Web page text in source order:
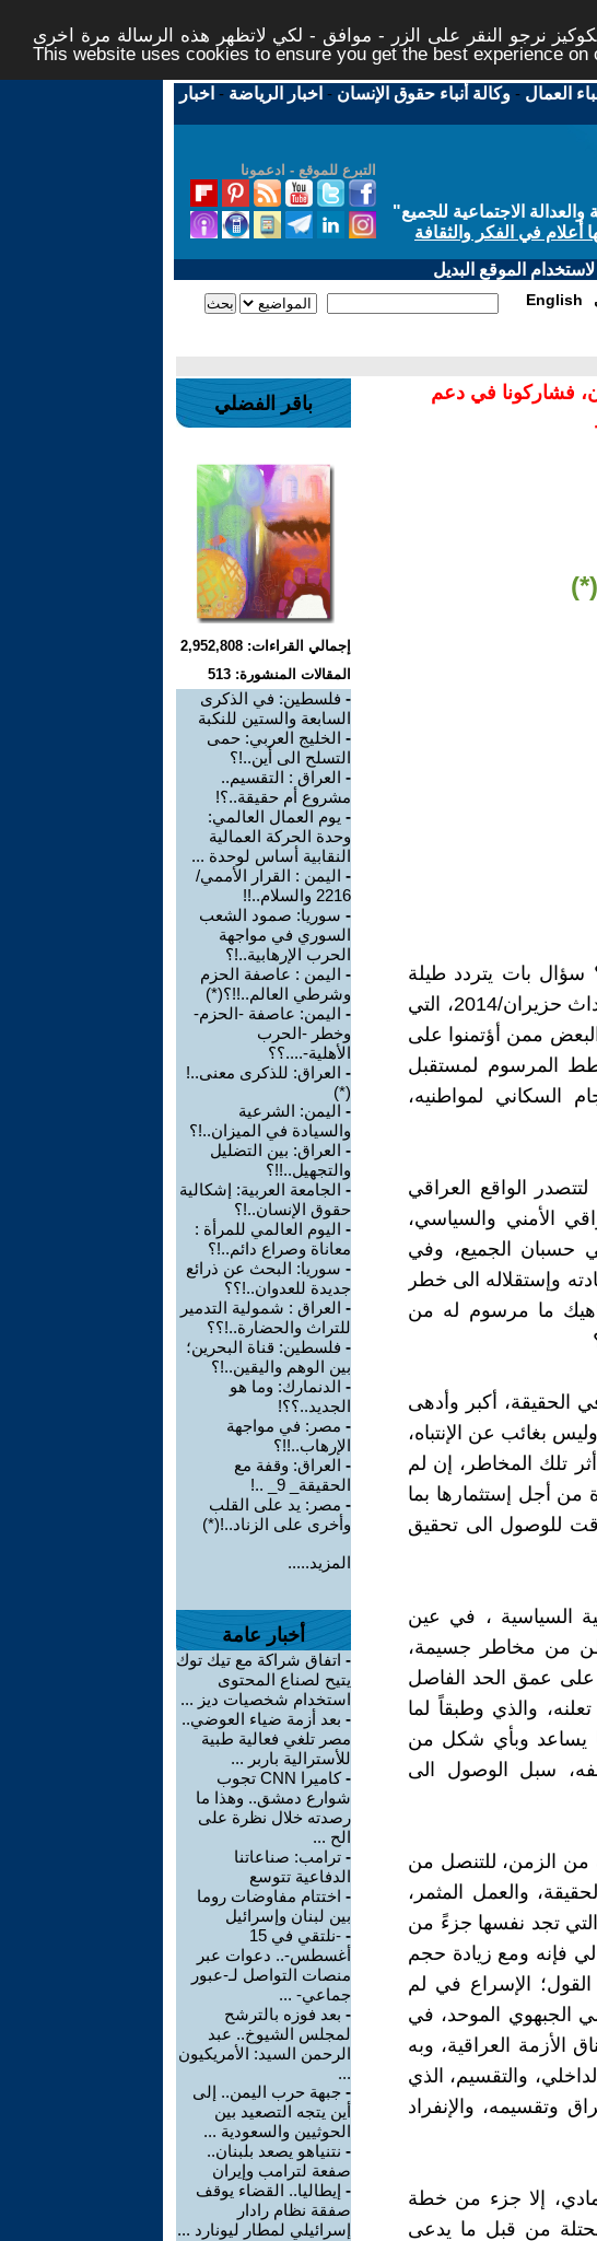
نرجو النقر على الزر - موافق - لكي لاتظهر هذه الرسالة مرة اخرى -
This website uses cookies to ensure you get the best experience on
العمال -وكالة أنباء حقوق الإنسان - اخبار الرياضة - اخبار
التبرع للموقع - ادعمونا
الاجتماعية للجميع"
أعلام في الفكر والثقافة
الموقع البديل
English
فشاركونا في دعم
بات يتردد طيلة
الوقت على ألسنة المواطنين، منذ ما ترتب من تداعيات أحداث حزيران/2014، التي
ممن أؤتمنوا على
المرسوم لمستقبل
السكاني لمواطنيه،
الواقع العراقي
الأمني والسياسي،
حسبان الجميع، وفي
وإستقلاله الى خطر
ما مرسوم له من
الحقيقة، أكبر وأدهى
بغائب عن الإنتباه،
تلك المخاطر، إن لم
أجل إستثمارها بما
للوصول الى تحقيق
السياسية ، في عين
من مخاطر جسيمة،
على عمق الحد الفاصل
والذي وطبقاً لما
يساعد وبأي شكل من
سبل الوصول الى
من الزمن، للتنصل من
والعمل المثمر،
تجد نفسها جزءً من
فإنه ومع زيادة حجم
الإسراع في لم
الجبهوي الموحد، في
العراقية، وبه
والتقسيم، الذي
وتقسيمه، والإنفراد
إلا جزء من خطة
من قبل ما يدعى
باقر الفضلي
إجمالي القراءات: 2,952,808
المقالات المنشورة: 513
- فلسطين: في الذكرى
السابعة والستين للنكبة
- الخليج العربي: حمى
التسلح الى أين..!؟
- العراق : التقسيم..
مشروع أم حقيقة..؟!
- يوم العمال العالمي:
وحدة الحركة العمالية
النقابية أساس لوحدة ...
- اليمن : القرار الأممي/
2216 والسلام..!!
- سوريا: صمود الشعب
السوري في مواجهة
الحرب الإرهابية..!؟
- اليمن : عاصفة الحزم
وشرطي العالم..!!؟(*)
- اليمن: عاصفة -الحزم-
وخطر -الحرب
الأهلية-....؟؟
- العراق: للذكرى معنى..!
(*)
- اليمن: الشرعية
والسيادة في الميزان..!؟
- العراق: بين التضليل
والتجهيل..!!؟
- الجامعة العربية: إشكالية
حقوق الإنسان..!؟
- اليوم العالمي للمرأة :
معاناة وصراع دائم..!؟
- سوريا: البحث عن ذرائع
جديدة للعدوان..!؟؟
- العراق : شمولية التدمير
للتراث والحضارة..!؟؟
- فلسطين: قناة البحرين؛
بين الوهم واليقين..!؟
- الدنمارك: وما هو
الجديد..؟؟!
- مصر: في مواجهة
الإرهاب..!!؟
- العراق: وقفة مع
الحقيقة_ 9_ ..!
- مصر: يد على القلب
وأخرى على الزناد..!(*)
المزيد.....
أخبار عامة
- اتفاق شراكة مع تيك توك
يتيح لصناع المحتوى
استخدام شخصيات ديز ...
- بعد أزمة ضياء العوضي..
مصر تلغي فعالية طبية
للأسترالية باربر ...
-
كاميرا CNN تجوب
شوارع دمشق.. وهذا ما
رصدته خلال نظرة على
الح ...
- ترامب: صناعاتنا
الدفاعية تتوسع
- اختتام مفاوضات روما
بين لبنان وإسرائيل
-
-نلتقي في 15
أغسطس-.. دعوات عبر
منصات التواصل لـ-عبور
جماعي- ...
- بعد فوزه بالترشح
لمجلس الشيوخ.. عبد
الرحمن السيد: الأمريكيون
...
- جبهة حرب اليمن.. إلى
أين يتجه التصعيد بين
الحوثيين والسعودية ...
- نتنياهو يصعد بلبنان..
صفعة لترامب وإيران
- إيطاليا.. القضاء يوقف
صفقة نظام رادار
إسرائيلي لمطار ليونارد ...